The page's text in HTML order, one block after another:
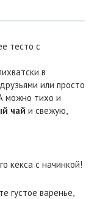
в
или просто
можно тихо и
чай и свежую,
кекса с начинкой!
густое варенье,